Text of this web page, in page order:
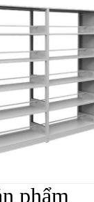
phẩm